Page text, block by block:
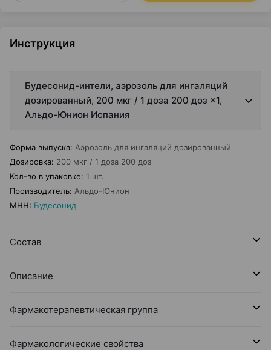
Инструкция
Будесонид-интели, аэрозоль для ингаляций
дозированный, 200 мкг / 1 доза 200 доз ×1,
Альдо-Юнион Испания
Форма выпуска: Аэрозоль для ингаляций дозированный
Дозировка: 200 мкг / 1 доза 200 доз
Кол-во в упаковке: 1 шт.
Производитель: Альдо-Юнион
МНН: Будесонид
Состав
Описание
Фармакотерапевтическая группа
Фармакологические свойства